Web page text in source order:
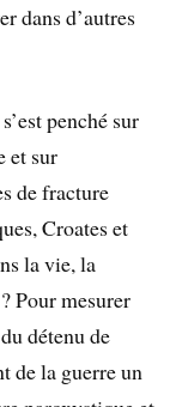
dans d’autres
penché sur
et sur
de fracture
Croates et
la vie, la
Pour mesurer
détenu de
de la guerre un